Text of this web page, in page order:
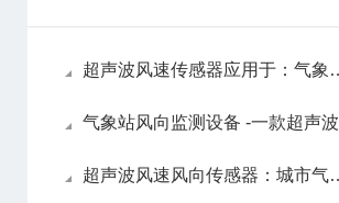
超声波风速传感器应用于：气象观测、风电运维、环境监测、桥梁工程等领域
气象站风向监测设备 -一款超声波风速仪品牌2024天合顺丰包邮
超声波风速风向传感器：城市气象环境监测24小时实时在线